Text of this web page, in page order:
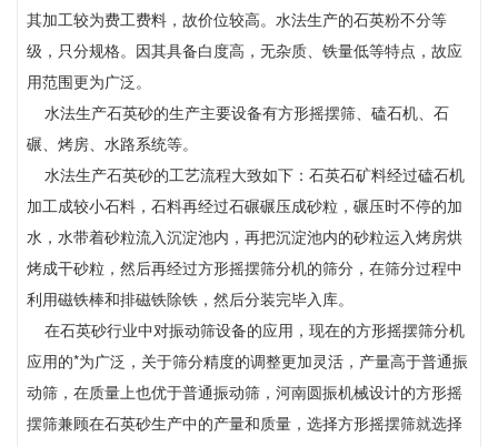
其加工较为费工费料，故价位较高。水法生产的石英粉不分等
级，只分规格。因其具备白度高，无杂质、铁量低等特点，故应
用范围更为广泛。
水法生产石英砂的生产主要设备有方形摇摆筛、磕石机、石
碾、烤房、水路系统等。
水法生产石英砂的工艺流程大致如下：石英石矿料经过磕石机
加工成较小石料，石料再经过石碾碾压成砂粒，碾压时不停的加
水，水带着砂粒流入沉淀池内，再把沉淀池内的砂粒运入烤房烘
烤成干砂粒，然后再经过方形摇摆筛分机的筛分，在筛分过程中
利用磁铁棒和排磁铁除铁，然后分装完毕入库。
在石英砂行业中对振动筛设备的应用，现在的方形摇摆筛分机
应用的*为广泛，关于筛分精度的调整更加灵活，产量高于普通振
动筛，在质量上也优于普通振动筛，河南圆振机械设计的方形摇
摆筛兼顾在石英砂生产中的产量和质量，选择方形摇摆筛就选择